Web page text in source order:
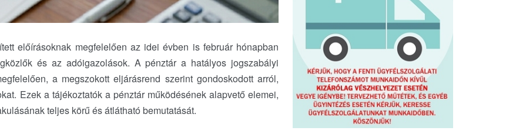
előírásoknak megfelelően az idei évben is február hónapban
és az adóigazolások. A pénztár a hatályos jogszabályi
a megszokott eljárásrend szerint gondoskodott arról,
Ezek a tájékoztatók a pénztár működésének alapvető elemei,
teljes körű és átlátható bemutatását.